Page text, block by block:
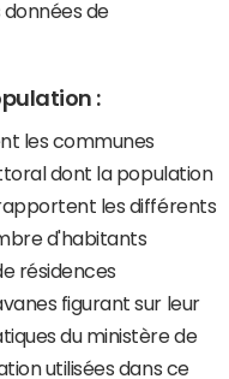
de
:
les communes
dont la population
les différents
d'habitants
résidences
figurant sur leur
du ministère de
utilisées dans ce